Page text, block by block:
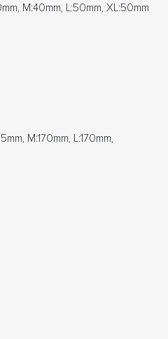
M:40mm, L:50mm, XL:50mm
M:170mm, L:170mm,